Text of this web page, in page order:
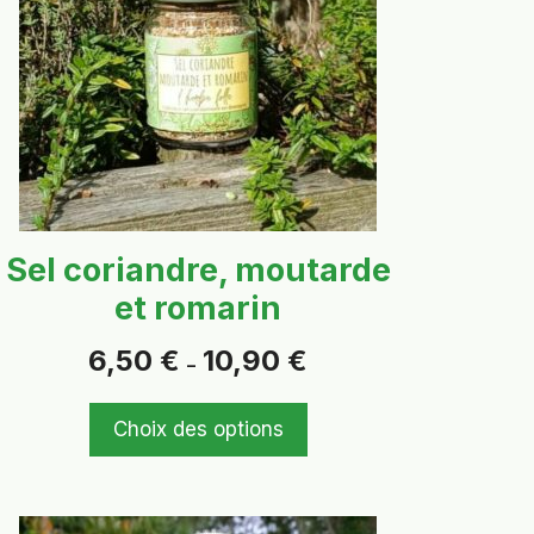
Sel coriandre, moutarde
et romarin
6,50 € – 10,90 €
prix :
Choix des options
variations.
Les
options
peuvent
être
choisies
sur
du